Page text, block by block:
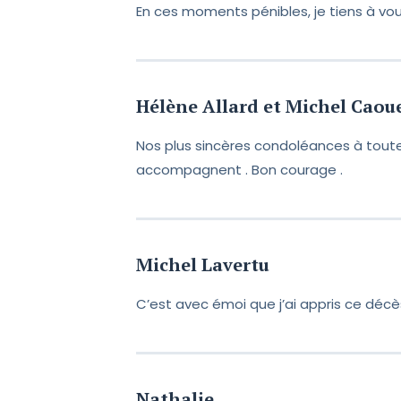
En ces moments pénibles, je tiens à
Hélène Allard et Michel
Nos plus sincères condoléances à
accompagnent . Bon courage .
Michel Lavertu
C’est avec émoi que j’ai appris ce